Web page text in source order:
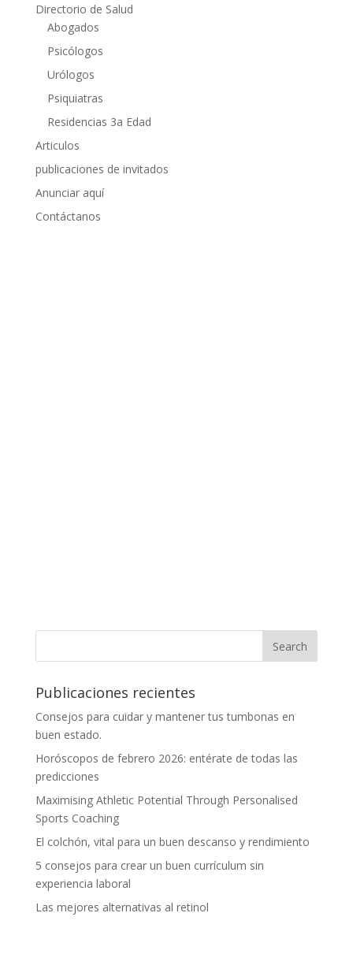
Directorio de Salud
Abogados
Psicólogos
Urólogos
Psiquiatras
Residencias 3a Edad
Articulos
publicaciones de invitados
Anunciar aquí
Contáctanos
Publicaciones recientes
Consejos para cuidar y mantener tus tumbonas en
buen estado.
Horóscopos de febrero 2026: entérate de todas las
predicciones
Maximising Athletic Potential Through Personalised
Sports Coaching
El colchón, vital para un buen descanso y rendimiento
5 consejos para crear un buen currículum sin
experiencia laboral
Las mejores alternativas al retinol